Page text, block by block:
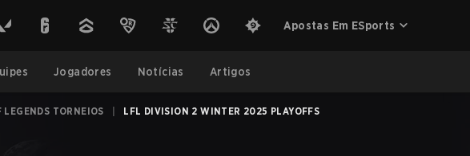
Apostas Em ESports
Jogadores Notícias Artigos
LEGENDS TORNEIOS LFL DIVISION 2 WINTER 2025 PLAYOFFS